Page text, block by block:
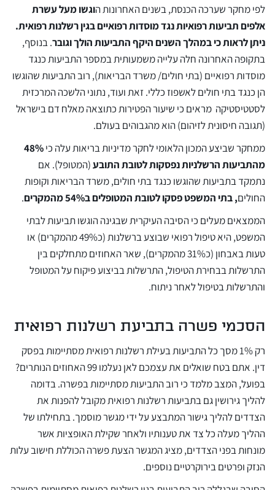
לפי מחקר שערכה הכנסת, בשנים האחרונות הוגשו מעל עשרת
אלפים תביעות רפואיות נגד מוסדות רפואיים בגין רשלנות רפואית.
ניתן לראות כי במהלך השנים היקף התביעות הולך וגובר. בנוסף,
בתקופה האחרונה חלה עלייה משמעותית במספר התביעות כנגד
מוסדות רפואיים (בתי חולים/ משרד הבריאות), רוב התביעות שהוגשו
הן כנגד בתי חולים לאשפוז כללי. זאת ועוד, נתוני הלשכה המרכזית
לסטטיסטיקה מראים כי שיעור הפטירות כתוצאה מאלח דם בישראל
(תגובה חיסונית לזיהום) הוא מהגבוהים בעולם.
ממחקר שביצע המכון הלאומי לחקר מדיניות בריאות עלה כי48%
מהתביעות הרשלניות נפסקות לטובת התובע(המטופל). אם
נתמקד בתביעות שהוגשו כנגד בתי חולים, משרד הבריאות וקופות
החולים, בתי המשפט פסקו לטובת המטופלים ב54% מהמקרים
.
הממצאים מעלים כי הסיבה העיקרית שבגינה הוגשו תביעות לבתי
המשפט, היא טיפול רפואי שבוצע ברשלנות (כ49% מהמקרים) או
טעות באבחון (כ31% מהמקרים), שאר האחוזים מתחלקים בין
התרשלות בבחירת הטיפול, התרשלות בביצוע פיקוח על המטופל
והתרשלות בטיפול לאחר ניתוח.
הסכמי פשרה בתביעת רשלנות רפואית
רק 1% מסך כל התביעות בעילת רשלנות רפואית מסתיימות בפסק
דין. אתם בטח שואלים את עצמכם לאן נעלמו 99 האחוזים הנותרים?
בפועל, המצב מלמד כי רוב התביעות מסתיימות בפשרה. בדומה
להליך גירושין גם בתביעות רשלנות רפואית מקובל להפנות את
הצדדים להליך גישור המתבצע על ידי מגשר מוסמך. בתחילתו של
ההליך מעלה כל צד את טענותיו ולאחר שקילת האופציות אשר
מונחות בפני הצדדים, מציג המגשר הצעת פשרה הכוללת חישוב עלות
הנזק ופרטים בירוקרטיים נוספים.